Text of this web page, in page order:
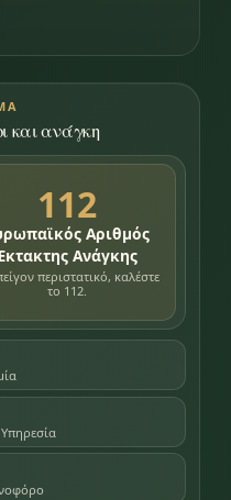
και ανάγκη
112
Αριθμός
Ανάγκης
περιστατικό, καλέστε
το 112.